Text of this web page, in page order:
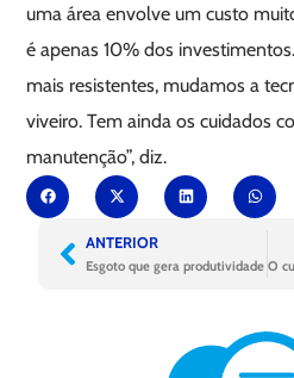
uma área envolve um custo
é apenas 10% dos
mais resistentes, mudamos a
viveiro. Tem ainda os cuidados
manutenção”, diz.
ANTERIOR
Esgoto que gera produtividade